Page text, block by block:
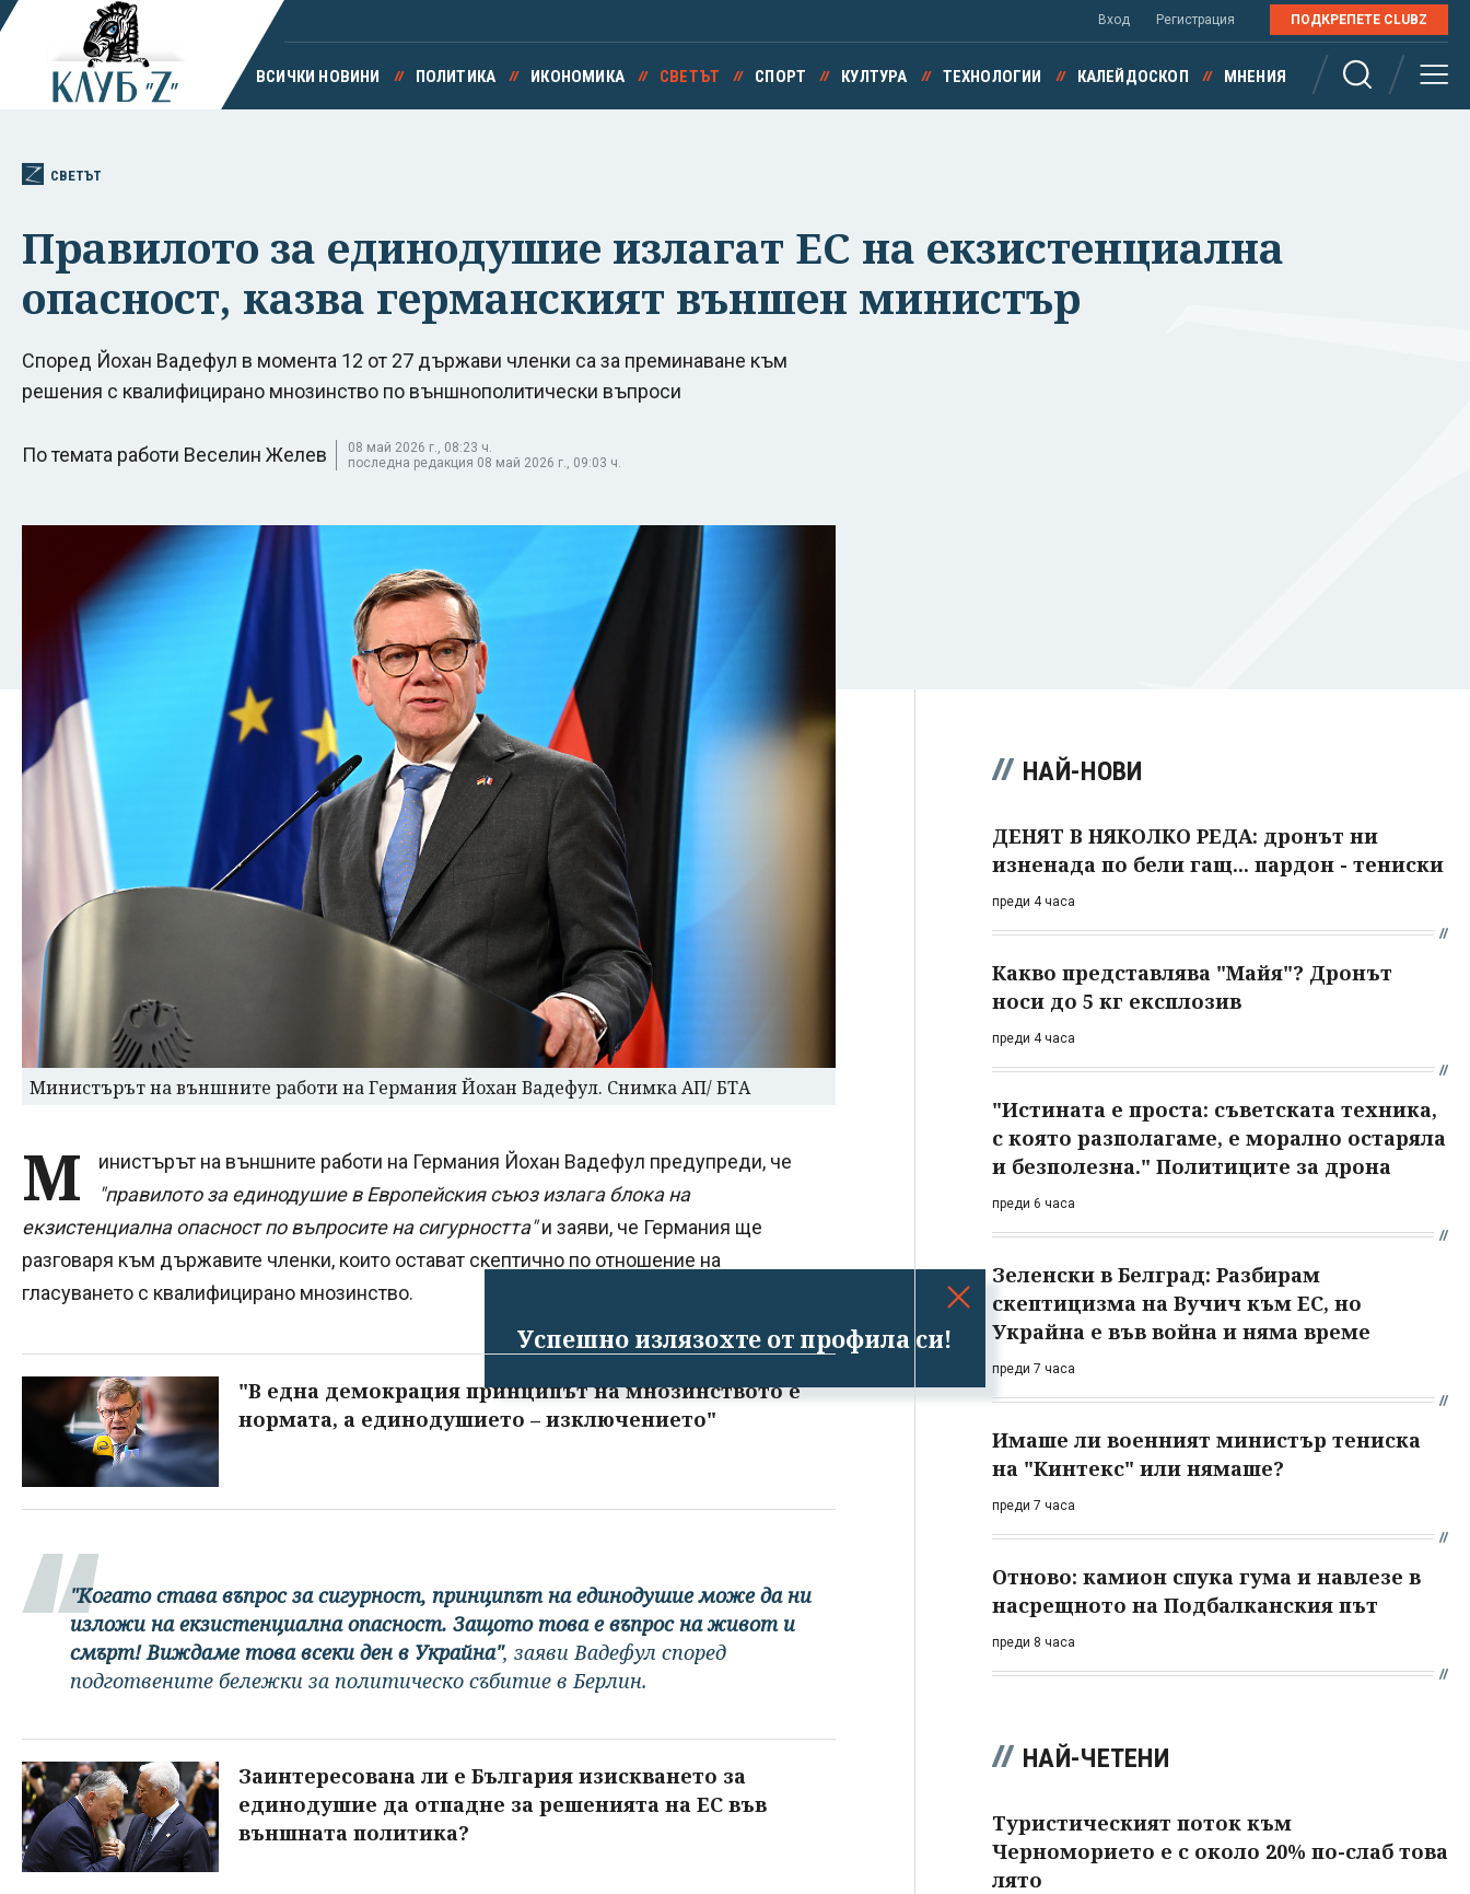
Успешно излязохте от профила си!
Вход Регистрация ПОДКРЕПЕТЕ CLUBZ
ВСИЧКИ НОВИНИ ПОЛИТИКА ИКОНОМИКА СВЕТЪТ СПОРТ КУЛТУРА ТЕХНОЛОГИИ КАЛЕЙДОСКОП МНЕНИЯ
СВЕТЪТ
Правилото за единодушие излагат ЕС на екзистенциална
опасност, казва германският външен министър
Според Йохан Вадефул в момента 12 от 27 държави членки са за преминаване към
решения с квалифицирано мнозинство по външнополитически въпроси
По темата работи Веселин Желев
08 май 2026 г., 08:23 ч.
последна редакция 08 май 2026 г., 09:03 ч.
Министърът на външните работи на Германия Йохан Вадефул. Снимка АП/ БТА
М
инистърът на външните работи на Германия Йохан Вадефул предупреди, че
"правилото за единодушие в Европейския съюз излага блока на
екзистенциална опасност по въпросите на сигурността"и заяви, че Германия ще
разговаря към държавите членки, които остават скептично по отношение на
гласуването с квалифицирано мнозинство.
"В една демокрация принципът на мнозинството е
нормата, а единодушието – изключението"
"Когато става въпрос за сигурност, принципът на единодушие може да ни
изложи на екзистенциална опасност. Защото това е въпрос на живот и
смърт! Виждаме това всеки ден в Украйна", заяви Вадефул според
подготвените бележки за политическо събитие в Берлин.
Заинтересована ли е България изискването за
единодушие да отпадне за решенията на ЕС във
външната политика?
НАЙ-НОВИ
ДЕНЯТ В НЯКОЛКО РЕДА: дронът ни
изненада по бели гащ... пардон - тениски
преди 4 часа
Какво представлява "Майя"? Дронът
носи до 5 кг експлозив
преди 4 часа
"Истината е проста: съветската техника,
с която разполагаме, е морално остаряла
и безполезна." Политиците за дрона
преди 6 часа
Зеленски в Белград: Разбирам
скептицизма на Вучич към ЕС, но
Украйна е във война и няма време
преди 7 часа
Имаше ли военният министър тениска
на "Кинтекс" или нямаше?
преди 7 часа
Отново: камион спука гума и навлезе в
насрещното на Подбалканския път
преди 8 часа
НАЙ-ЧЕТЕНИ
Туристическият поток към
Черноморието е с около 20% по-слаб това
лято